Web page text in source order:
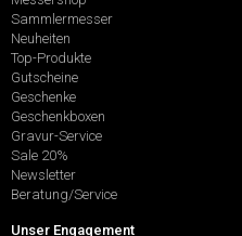
Sammlermesser
Neuheiten
Top-Produkte
Gutscheine
Geschenke
Geschenkboxen
Gravur-Service
Sale 20%
Newsletter
Beratung/Service
Unser Engagement